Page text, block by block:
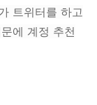
트위터를 하고
에 계정 추천